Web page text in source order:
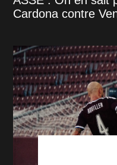
Cardona contre